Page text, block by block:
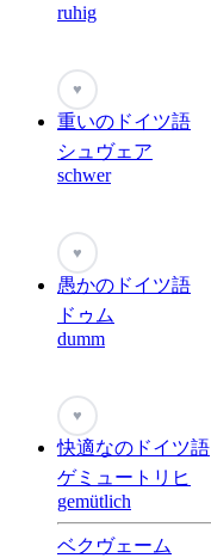
ruhig
♥
重いのドイツ語
シュヴェア
schwer
♥
愚かのドイツ語
ドゥム
dumm
♥
快適なのドイツ語
ゲミュートリヒ
gemütlich
ベクヴェーム